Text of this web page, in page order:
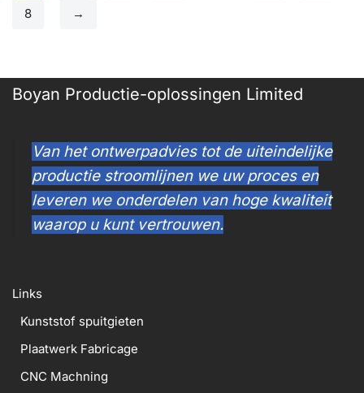
8 →
Boyan Productie-oplossingen Limited
Van het ontwerpadvies tot de uiteindelijke
productie stroomlijnen we uw proces en
leveren we onderdelen van hoge kwaliteit
waarop u kunt vertrouwen.
Links
Kunststof spuitgieten
Plaatwerk Fabricage
CNC Machning